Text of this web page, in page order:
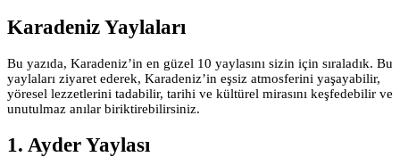
Karadeniz Yaylaları
Bu yazıda, Karadeniz’in en güzel 10 yaylasını sizin için sıraladık. Bu
yaylaları ziyaret ederek, Karadeniz’in eşsiz atmosferini yaşayabilir,
yöresel lezzetlerini tadabilir, tarihi ve kültürel mirasını keşfedebilir ve
unutulmaz anılar biriktirebilirsiniz.
1. Ayder Yaylası